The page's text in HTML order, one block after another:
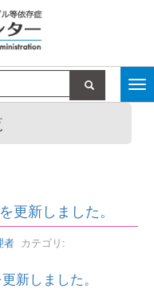
検索
更新しました。
者 カテゴリ:
新しました。